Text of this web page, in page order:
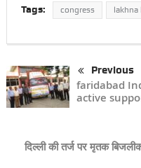
Tags: congress lakhna
Previous
faridabad
active
दिल्ली की तर्ज पर मृतक